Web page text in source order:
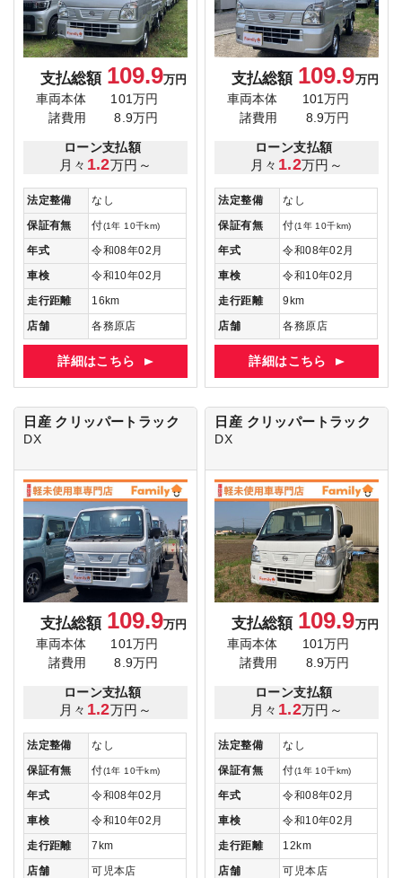
支払総額 109.9万円
車両本体
101万円
諸費用
8.9万円
ローン支払額
月々 1.2万円～
法定整備
なし
保証有無
付(1年 10千km)
年式
令和08年02月
車検
令和10年02月
走行距離
16km
店舗
各務原店
詳細はこちら
支払総額 109.9万円
車両本体
101万円
諸費用
8.9万円
ローン支払額
月々 1.2万円～
法定整備
なし
保証有無
付(1年 10千km)
年式
令和08年02月
車検
令和10年02月
走行距離
9km
店舗
各務原店
詳細はこちら
日産 クリッパートラック
DX
支払総額 109.9万円
車両本体
101万円
諸費用
8.9万円
ローン支払額
月々 1.2万円～
法定整備
なし
保証有無
付(1年 10千km)
年式
令和08年02月
車検
令和10年02月
走行距離
7km
店舗
可児本店
日産 クリッパートラック
DX
支払総額 109.9万円
車両本体
101万円
諸費用
8.9万円
ローン支払額
月々 1.2万円～
法定整備
なし
保証有無
付(1年 10千km)
年式
令和08年02月
車検
令和10年02月
走行距離
12km
店舗
可児本店